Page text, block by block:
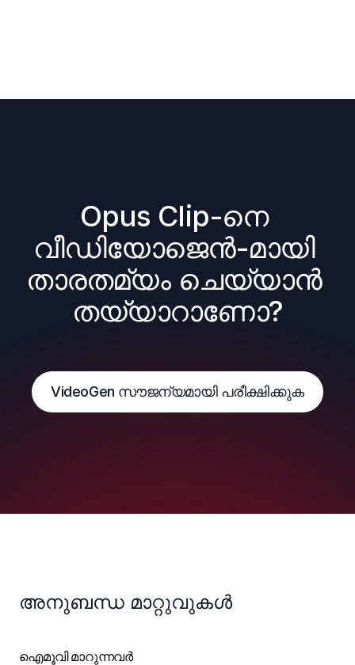
Opus Clip-നെ
വീഡിയോജെൻ-മായി
താരതമ്യം ചെയ്യാൻ
തയ്യാറാണോ?
VideoGen സൗജന്യമായി പരീക്ഷിക്കുക
അനുബന്ധ മാറ്റുവുകൾ
ഐമൂവി മാറുന്നവർ